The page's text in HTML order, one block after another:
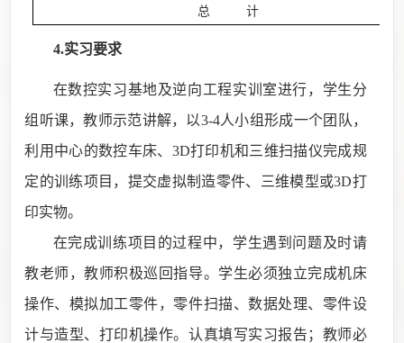
总 计
4.实习要求
在数控实习基地及逆向工程实训室进行，学生分
组听课，教师示范讲解，以3-4人小组形成一个团队，
利用中心的数控车床、 3D打印机和三维扫描仪完成规
定的训练项目， 提交虚拟制造零件、 三维模型或3D打
印实物。
在完成训练项目的过程中，学生遇到问题及时请
教老师，教师积极巡回指导。学生必须独立完成机床
操作、模拟加工零件，零件扫描、数据处理、零件设
计与造型、打印机操作。认真填写实习报告；教师必